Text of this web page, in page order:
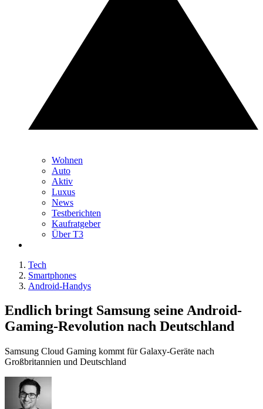
Wohnen
Auto
Aktiv
Luxus
News
Testberichten
Kaufratgeber
Über T3
Tech
Smartphones
Android-Handys
Endlich bringt Samsung seine Android-
Gaming-Revolution nach Deutschland
Samsung Cloud Gaming kommt für Galaxy-Geräte nach
Großbritannien und Deutschland